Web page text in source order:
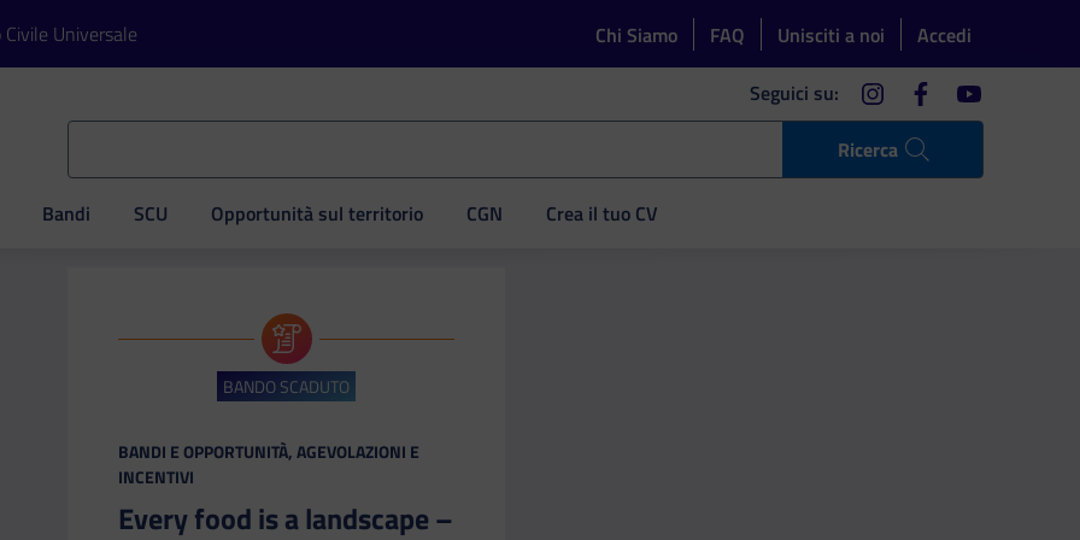
Universale Chi Siamo FAQ Unisciti a noi Accedi
Ricerca
Seguici su: instagramfacebookyoutube
Bandi SCU Opportunità sul territorio CGN Crea il tuo CV
BANDO SCADUTO
CATEGORIA:
BANDI E OPPORTUNITÀ, AGEVOLAZIONI E
INCENTIVI
Every food is a landscape –